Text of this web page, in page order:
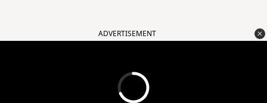
ADVERTISEMENT